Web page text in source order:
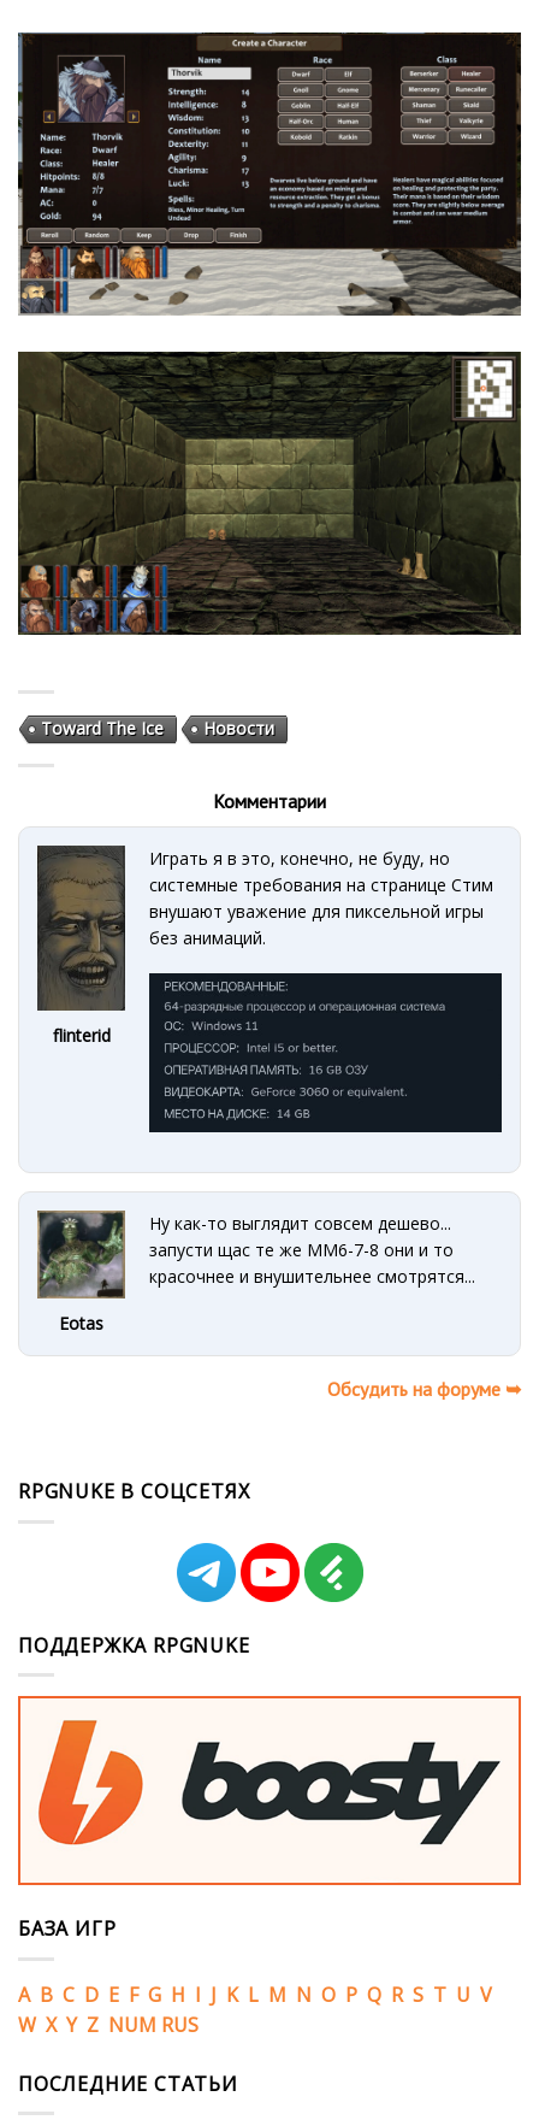
Toward The Ice Новости
Комментарии
flinterid
Играть я в это, конечно, не буду, но
системные требования на странице Стим
внушают уважение для пиксельной игры
без анимаций.
Eotas
Ну как-то выглядит совсем дешево...
запусти щас те же ММ6-7-8 они и то
красочнее и внушительнее смотрятся...
Обсудить на форуме ➥
RPGNUKE В СОЦСЕТЯХ
ПОДДЕРЖКА RPGNUKE
БАЗА ИГР
A B C D E F G H I J K L M N O P Q R S T U V
W X Y Z NUM RUS
ПОСЛЕДНИЕ СТАТЬИ